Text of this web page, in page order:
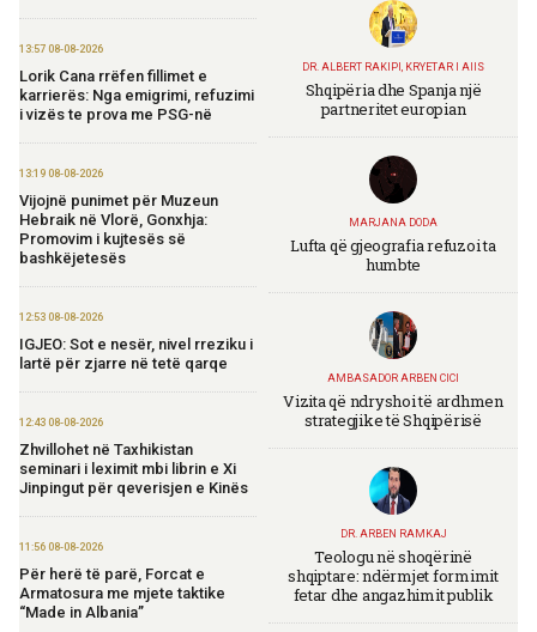
13:57 08-08-2026
Lorik Cana rrëfen fillimet e
karrierës: Nga emigrimi, refuzimi
i vizës te prova me PSG-në
13:19 08-08-2026
Vijojnë punimet për Muzeun
Hebraik në Vlorë, Gonxhja:
Promovim i kujtesës së
bashkëjetesës
12:53 08-08-2026
IGJEO: Sot e nesër, nivel rreziku i
lartë për zjarre në tetë qarqe
12:43 08-08-2026
Zhvillohet në Taxhikistan
seminari i leximit mbi librin e Xi
Jinpingut për qeverisjen e Kinës
11:56 08-08-2026
Për herë të parë, Forcat e
Armatosura me mjete taktike
“Made in Albania”
DR. ALBERT RAKIPI, KRYETAR I AIIS
Shqipëria dhe Spanja një
partneritet europian
MARJANA DODA
Lufta që gjeografia refuzoi ta
humbte
AMBASADOR ARBEN CICI
Vizita që ndryshoi të ardhmen
strategjike të Shqipërisë
DR. ARBEN RAMKAJ
Teologu në shoqërinë
shqiptare: ndërmjet formimit
fetar dhe angazhimit publik